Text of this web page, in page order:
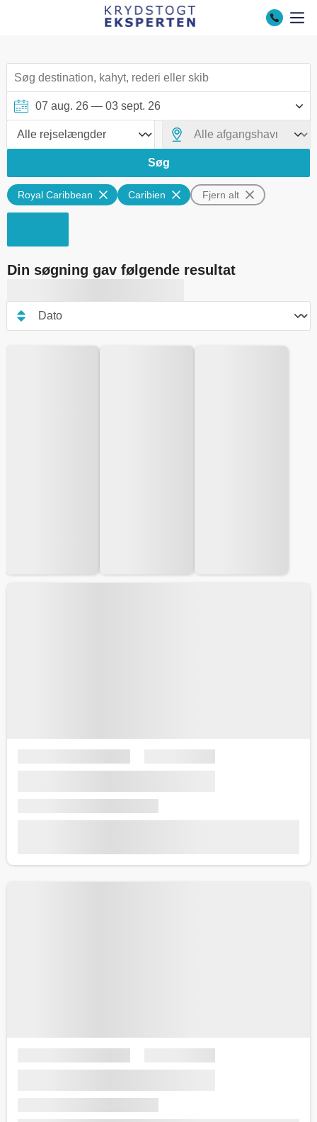
Søg
Royal Caribbean Caribien Fjern alt
Din søgning gav følgende resultat